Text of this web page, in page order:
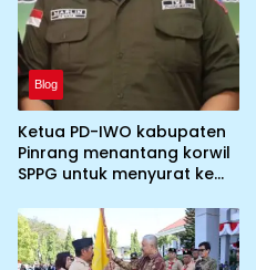
Blog
Ketua PD-IWO kabupaten
Pinrang menantang korwil
SPPG untuk menyurat ke
yang tidak memenuhi
syarat standar dan
persyaratan teknis